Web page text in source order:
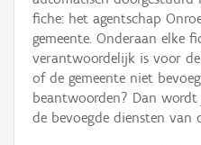
Thema
Gebeurtenis
Persoon of collectief
fiche: het agentschap
gemeente. Onderaan elke
verantwoordelijk is voor
of de gemeente niet
beantwoorden? Dan
de bevoegde diensten van